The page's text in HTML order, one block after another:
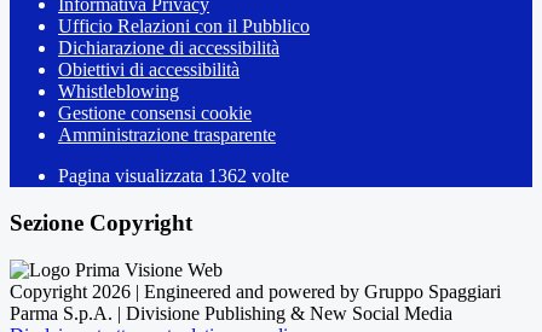
Informativa Privacy
Ufficio Relazioni con il Pubblico
Dichiarazione di accessibilità
Obiettivi di accessibilità
Whistleblowing
Gestione consensi cookie
Amministrazione trasparente
Pagina visualizzata 1362 volte
Sezione Copyright
Copyright 2026 | Engineered and powered by Gruppo Spaggiari
Parma S.p.A. | Divisione Publishing & New Social Media